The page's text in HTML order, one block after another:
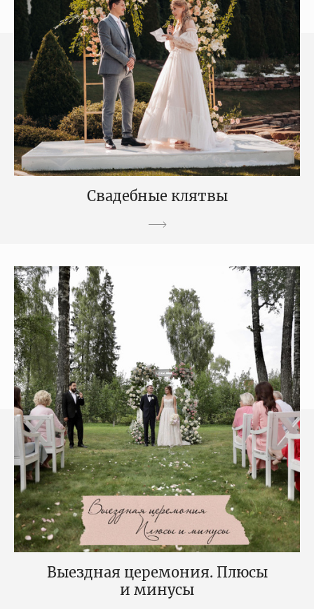
Свадебные клятвы
Выездная церемония. Плюсы
и минусы